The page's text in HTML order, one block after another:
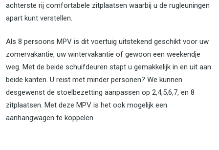
achterste rij comfortabele zitplaatsen waarbij u de rugleuningen
apart kunt verstellen.
Als 8 persoons MPV is dit voertuig uitstekend geschikt voor uw
zomervakantie, uw wintervakantie of gewoon een weekendje
weg. Met de beide schuifdeuren stapt u gemakkelijk in en uit aan
beide kanten. U reist met minder personen? We kunnen
desgewenst de stoelbezetting aanpassen op 2,4,5,6,7, en 8
zitplaatsen. Met deze MPV is het ook mogelijk een
aanhangwagen te koppelen.